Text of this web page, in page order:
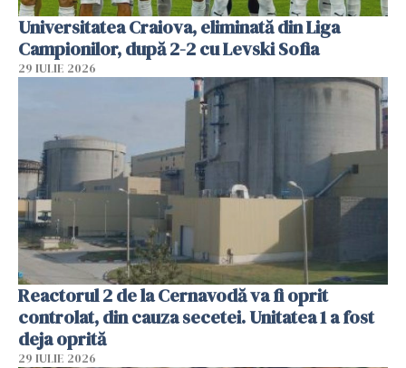
Universitatea Craiova, eliminată din Liga
Campionilor, după 2-2 cu Levski Sofia
29 IULIE 2026
Reactorul 2 de la Cernavodă va fi oprit
controlat, din cauza secetei. Unitatea 1 a fost
deja oprită
29 IULIE 2026